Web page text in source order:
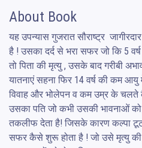
About Book
यह उपन्यास गुजरात सौराष्ट्र
है ! उसका दर्द से भरा सफर जो कि 5
तो पिता की मृत्यु , उसके बाद गरीबी
यातनाएं सहना फिर 14 वर्ष की कम
विवाह और भोलेपन व कम उम्र के
उसका पति जो कभी उसकी भावनाओं
तकलीफ देता है! जिसके कारण कल्पा टूट
सफर कैसे शुरू होता है ! जो उसे मृत्यु